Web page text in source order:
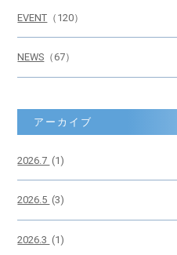
EVENT （120）
NEWS （67）
アーカイブ
2026.7 (1)
2026.5 (3)
2026.3 (1)